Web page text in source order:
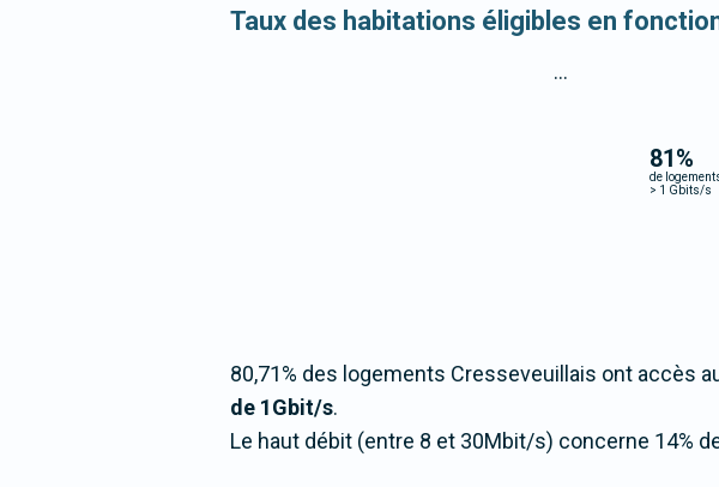
Taux des habitations éligibles en
81%
de
> 1 Gbits/s
...
80,71% des logements Cresseveuillais ont accès
de 1Gbit/s.
Le haut débit (entre 8 et 30Mbit/s) concerne 14%